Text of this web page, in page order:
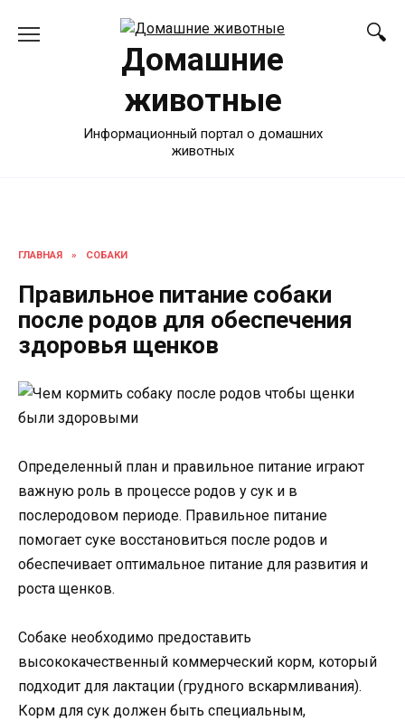
Домашние
животные
Информационный портал о домашних
животных
ГЛАВНАЯ » СОБАКИ
Правильное питание собаки
после родов для обеспечения
здоровья щенков
Определенный план и правильное питание играют
важную роль в процессе родов у сук и в
послеродовом периоде. Правильное питание
помогает суке восстановиться после родов и
обеспечивает оптимальное питание для развития и
роста щенков.
Собаке необходимо предоставить
высококачественный коммерческий корм, который
подходит для лактации (грудного вскармливания).
Корм для сук должен быть специальным,